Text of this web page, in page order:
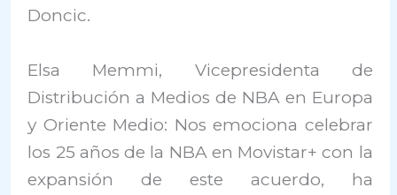
Doncic.
Elsa Memmi, Vicepresidenta de
Distribución a Medios de NBA en Europa
y Oriente Medio: Nos emociona celebrar
los 25 años de la NBA en Movistar+ con la
expansión de este acuerdo, ha